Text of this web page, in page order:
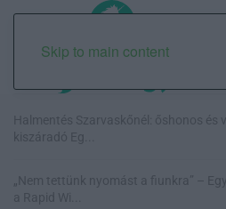
Skip to main content
Halmentés Szarvaskőnél: őshonos és
kiszáradó Eg...
„Nem tettünk nyomást a fiunkra” –
a Rapid Wi...